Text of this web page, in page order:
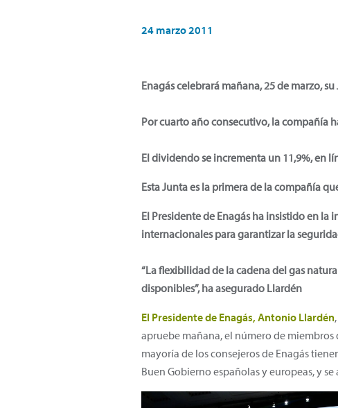
24 marzo 2011
Enagás celebrará mañana, 25 de marzo,
Por cuarto año consecutivo, la compañía
El dividendo se incrementa un 11,9%, en
Esta Junta es la primera de la compañía
El Presidente de Enagás ha insistido en
internacionales para garantizar la
“La flexibilidad de la cadena del gas
disponibles”, ha asegurado Llardén
El Presidente de Enagás, Antonio Llardén
apruebe mañana, el número de
mayoría de los consejeros de Enagás
Buen Gobierno españolas y europeas, y